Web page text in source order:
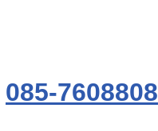
085-7608808